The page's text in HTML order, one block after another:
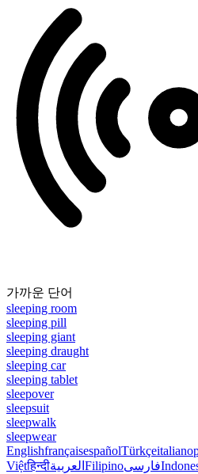
가까운 단어
sleeping room
sleeping pill
sleeping giant
sleeping draught
sleeping car
sleeping tablet
sleepover
sleepsuit
sleepwalk
sleepwear
EnglishfrançaisespañolTürkçeitaliano
Việtहिन्दीالعربية Filipinoفارسی